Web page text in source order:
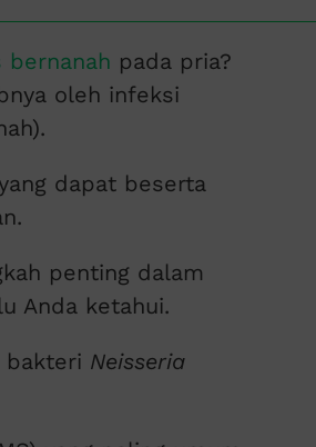
bernanah pada pria?
oleh infeksi
dapat beserta
penting dalam
Anda ketahui.
bakteri Neisseria